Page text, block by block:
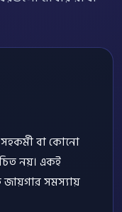
সহকর্মী বা কোনো
নয়। একই
জায়গার সমস্যায়